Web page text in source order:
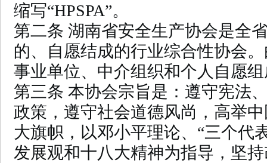
缩写“HPSPA”。
第二条 湖南省安全生产协会是全
的、自愿结成的行业综合性协会
事业单位、中介组织和个人自愿
第三条 本协会宗旨是：遵守宪法
政策，遵守社会道德风尚，高举
大旗帜，以邓小平理论、“三个代
发展观和十八大精神为指导，坚